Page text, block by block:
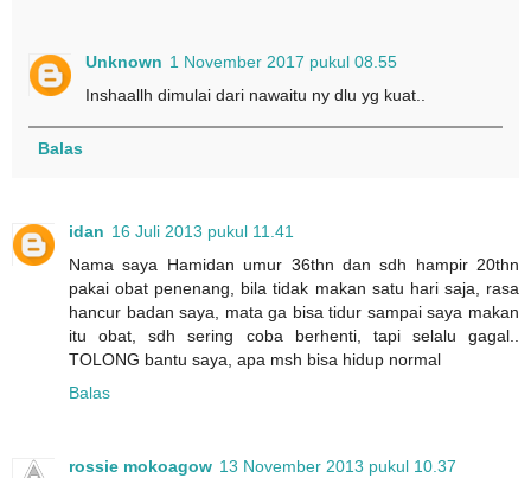
Unknown 1 November 2017 pukul 08.55
Inshaallh dimulai dari nawaitu ny dlu yg kuat..
Balas
idan 16 Juli 2013 pukul 11.41
Nama saya Hamidan umur 36thn dan sdh hampir 20thn
pakai obat penenang, bila tidak makan satu hari saja, rasa
hancur badan saya, mata ga bisa tidur sampai saya makan
itu obat, sdh sering coba berhenti, tapi selalu gagal..
TOLONG bantu saya, apa msh bisa hidup normal
Balas
rossie mokoagow 13 November 2013 pukul 10.37